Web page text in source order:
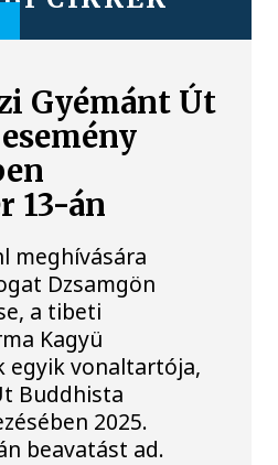
Gyémánt Út
13-án
meghívására
Dzsamgön
a tibeti
Kagyü
egyik vonaltartója,
Buddhista
2025.
beavatást ad.